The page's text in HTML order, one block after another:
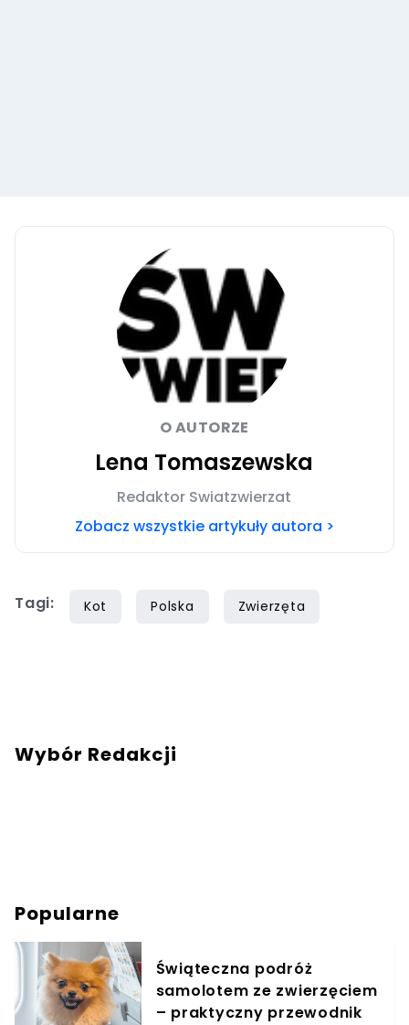
O AUTORZE
Lena Tomaszewska
Redaktor Swiatzwierzat
Zobacz wszystkie artykuły autora >
Tagi: Kot Polska Zwierzęta
Wybór Redakcji
Popularne
Świąteczna podróż
samolotem ze zwierzęciem
– praktyczny przewodnik